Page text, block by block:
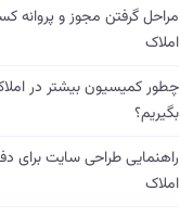
مراحل گرفتن مجوز و پروانه
املاک
چطور کمیسیون بیشتر در
بگیریم؟
راهنمایی طراحی سایت برای
املاک